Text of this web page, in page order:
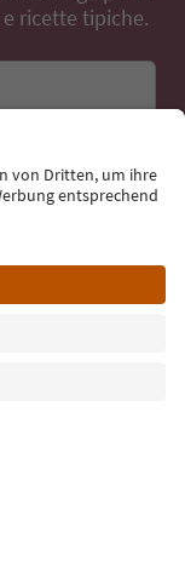
ricette tipiche.